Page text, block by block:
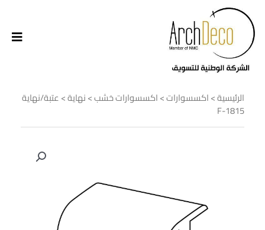
الرئيسية>اكسسوارات>اكسسوارات خشب>نهاية> عتبة/نهاية
F-1815